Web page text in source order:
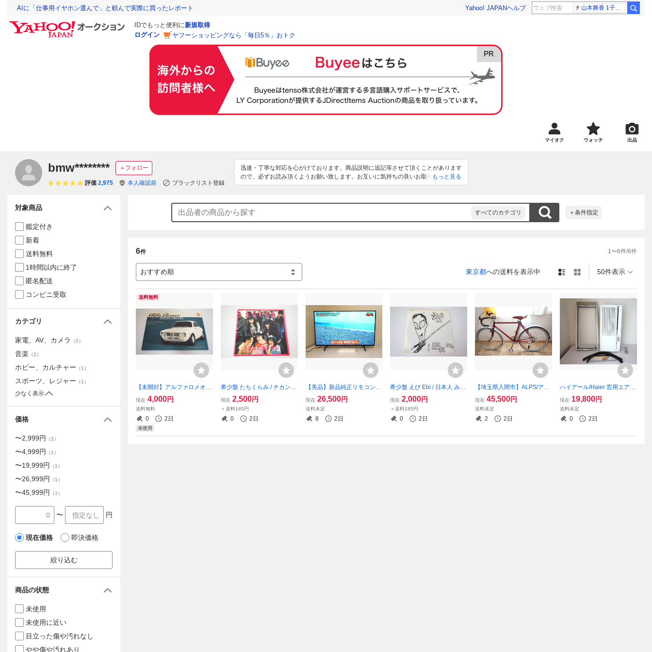
AIに「仕事用イヤホン選んで」と頼んで実際に買ったレポート Yahoo! JAPANヘルプ 山本舞香 1子出産
IDでもっと便利に新規取得
ログイン
ヤフーショッピングなら「毎日5％」おトク
マイオク ウォッチ 出品
bmw******** ＋フォロー
評価 2,975 本人確認前 ブラックリスト登録
迅速・丁寧な対応を心がけております。商品説明に追記等させて頂くことがあります
ので、必ずお読み頂くようお願い致します。お互いに気持ちの良いお取引ができるよ
うに日々努めて参ります。何かございましたらご質問ください。よろしくお願い致し
■古物商許可証番号：431100016787埼玉県公安委員会■
もっと見る
すべてのカテゴリ ＋条件指定
6件 1〜6件/6件
おすすめ順 東京都への送料を表示中 50件表示
送料無料
【未開封】アルファロメオ
ジュリア 1300 GTA 1/12 ペ
ーパークラフト
現在 4,000円
送料無料
0 2日
未使用
希少盤 たちくらみ / チカンに
会いたい 7インチ 片面ソノシ
ート 1989年 AMARYLLIS RE
CORDS イカ天 ガールズパン
ク
現在 2,500円
＋送料185円
0 2日
【美品】新品純正リモコン付
き Panasonic/パナソニック 4
3V型 液晶テレビ ビエラ TH-
43LX800 2022年製
現在 26,500円
送料未定
8 2日
希少盤 えび Ebi / 日本人 みん
なの東京 7インチ ソノシート
第2版 死民レーベル 1989年
現在 2,000円
＋送料185円
0 2日
【埼玉県入間市】ALPS/アル
プス ロードバイク ヴィンテ
ージ 自転車 レッド lapize フ
レームポンプ付き
現在 45,500円
送料未定
2 2日
ハイアール/Haier 窓用エアコ
ン ルームエアコン JA-18W
2022年
現在 19,800円
送料未定
0 2日
対象商品
鑑定付き
新着
送料無料
1時間以内に終了
匿名配送
コンビニ受取
カテゴリ
家電、AV、カメラ （2）
音楽 （2）
ホビー、カルチャー （1 ）
スポーツ、レジャー （1 ）
少なく表示
価格
〜2,999円 （2）
〜4,999円 （1 ）
〜19,999円 （1 ）
〜26,999円 （1 ）
〜45,999円 （1 ）
〜 円
現在価格 即決価格
絞り込む
商品の状態
未使用
未使用に近い
目立った傷や汚れなし
やや傷や汚れあり